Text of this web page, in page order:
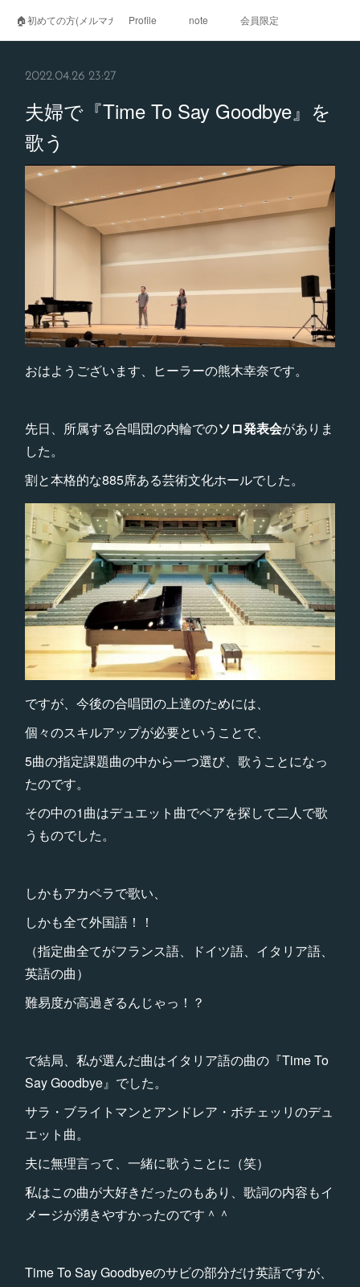
🏠初めての方(メルマガ登録)Profile note 会員限定
2022.04.26 23:27
夫婦で『Time To Say Goodbye』を
歌う
おはようございます、ヒーラーの熊木幸奈です。
先日、所属する合唱団の内輪でのソロ発表会がありま
した。
割と本格的な885席ある芸術文化ホールでした。
ですが、今後の合唱団の上達のためには、
個々のスキルアップが必要ということで、
5曲の指定課題曲の中から一つ選び、歌うことになっ
たのです。
その中の1曲はデュエット曲でペアを探して二人で歌
うものでした。
しかもアカペラで歌い、
しかも全て外国語！！
（指定曲全てがフランス語、ドイツ語、イタリア語、
英語の曲）
難易度が高過ぎるんじゃっ！？
で結局、私が選んだ曲はイタリア語の曲の『Time To
Say Goodbye』でした。
サラ・ブライトマンとアンドレア・ボチェッリのデュ
エット曲。
夫に無理言って、一緒に歌うことに（笑）
私はこの曲が大好きだったのもあり、歌詞の内容もイ
メージが湧きやすかったのです＾＾
Time To Say Goodbyeのサビの部分だけ英語ですが、